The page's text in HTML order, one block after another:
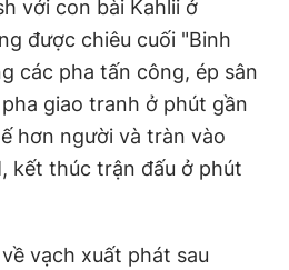
với con bài Kahlii ở
được chiêu cuối "Binh
các pha tấn công, ép sân
giao tranh ở phút gần
hơn người và tràn vào
kết thúc trận đấu ở phút
vạch xuất phát sau